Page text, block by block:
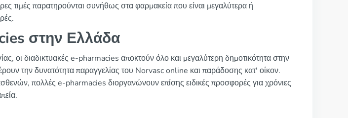
τιμές παρατηρούνται συνήθως στα φαρμακεία που είναι μεγαλύτερα ή
στην Ελλάδα
οι διαδικτυακές e-pharmacies αποκτούν όλο και μεγαλύτερη δημοτικότητα στην
την δυνατότητα παραγγελίας του Norvasc online και παράδοσης κατ' οίκον.
πολλές e-pharmacies διοργανώνουν επίσης ειδικές προσφορές για χρόνιες